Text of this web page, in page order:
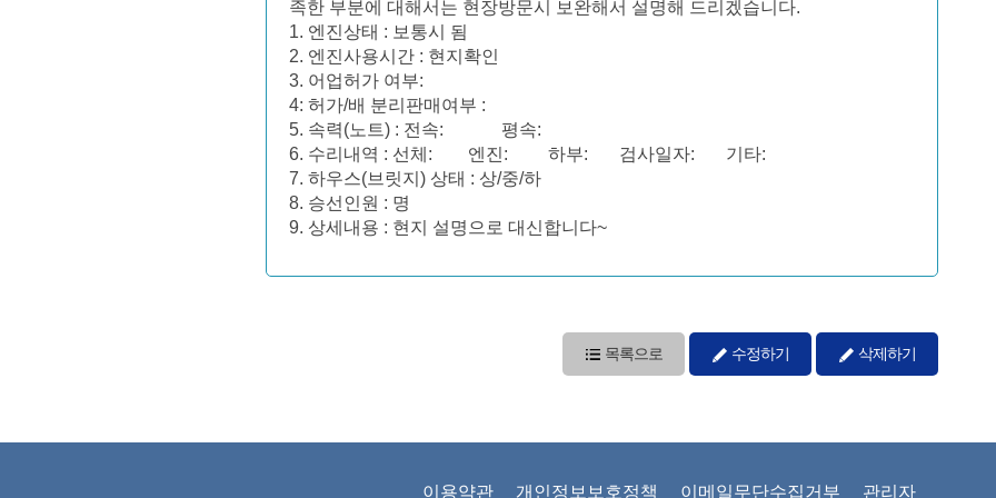
족한 부분에 대해서는 현장방문시 보완해서 설명해 드리겠습니다.
1. 엔진상태 : 보통시 됨
2. 엔진사용시간 : 현지확인
3. 어업허가 여부:
4: 허가/배 분리판매여부 :
5. 속력(노트) : 전속: 평속:
6. 수리내역 : 선체: 엔진: 하부: 검사일자: 기타:
7. 하우스(브릿지) 상태 : 상/중/하
8. 승선인원 : 명
9. 상세내용 : 현지 설명으로 대신합니다~
목록으로 수정하기 삭제하기
이용약관 개인정보보호정책 이메일무단수집거부 관리자